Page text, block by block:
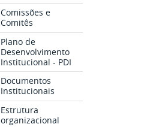
Comissões e
Comitês
Plano de
Desenvolvimento
Institucional - PDI
Documentos
Institucionais
Estrutura
organizacional